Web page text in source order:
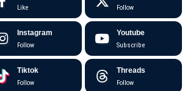
Like Follow
Instagram
Follow
Youtube
Subscribe
Tiktok
Follow
Threads
Follow